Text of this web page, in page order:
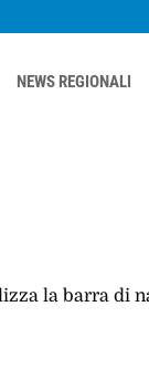
NEWS REGIONALI
la barra di